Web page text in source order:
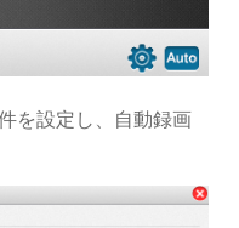
を設定し、自動録画